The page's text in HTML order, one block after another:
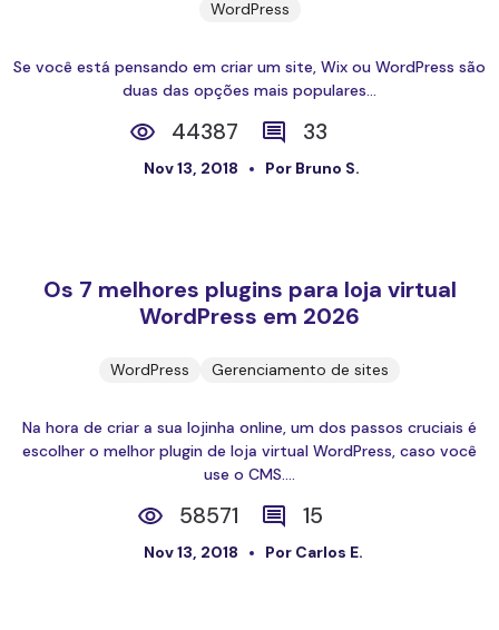
WordPress
Se você está pensando em criar um site, Wix ou WordPress são
duas das opções mais populares...
44387 33
Nov 13, 2018 Por Bruno S.
Os 7 melhores plugins para loja virtual
WordPress em 2026
WordPress Gerenciamento de sites
Na hora de criar a sua lojinha online, um dos passos cruciais é
escolher o melhor plugin de loja virtual WordPress, caso você
use o CMS....
58571 15
Nov 13, 2018 Por Carlos E.